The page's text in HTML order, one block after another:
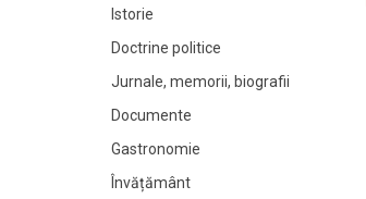
Istorie
Doctrine politice
Jurnale, memorii, biografii
Documente
Gastronomie
Învățământ